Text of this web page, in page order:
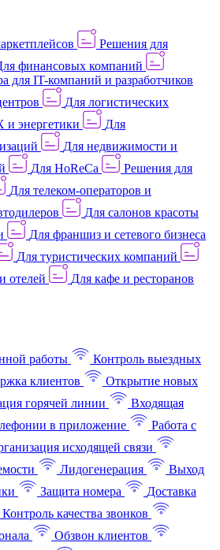
Решения для
финансовых компаний
для IT-компаний и разработчиков
Для логистических
энергетики
Для
Для недвижимости и
Для HoReCa
Решения для
Для телеком-операторов и
Для салонов красоты
Для франшиз и сетевого бизнеса
Для туристических компаний
отелей
Для кафе и ресторанов
работы
Контроль выездных
клиентов
Открытие новых
горячей линии
Входящая
в приложение
Работа с
исходящей связи
Лидогенерация
Выход
Защита номера
Доставка
Контроль качества звонков
Обзвон клиентов